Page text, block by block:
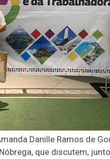
Danille Ramos de
que discutem,